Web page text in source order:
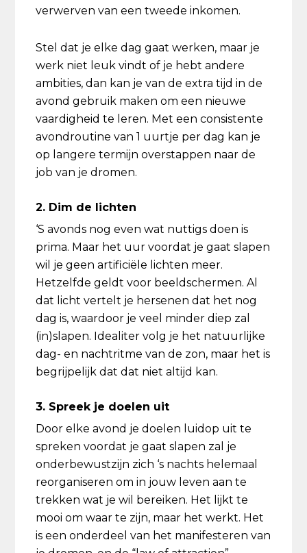
verwerven van een tweede inkomen.
Stel dat je elke dag gaat werken, maar je
werk niet leuk vindt of je hebt andere
ambities, dan kan je van de extra tijd in de
avond gebruik maken om een nieuwe
vaardigheid te leren. Met een consistente
avondroutine van 1 uurtje per dag kan je
op langere termijn overstappen naar de
job van je dromen.
2. Dim de lichten
‘S avonds nog even wat nuttigs doen is
prima. Maar het uur voordat je gaat slapen
wil je geen artificiële lichten meer.
Hetzelfde geldt voor beeldschermen. Al
dat licht vertelt je hersenen dat het nog
dag is, waardoor je veel minder diep zal
(in)slapen. Idealiter volg je het natuurlijke
dag- en nachtritme van de zon, maar het is
begrijpelijk dat dat niet altijd kan.
3. Spreek je doelen uit
Door elke avond je doelen luidop uit te
spreken voordat je gaat slapen zal je
onderbewustzijn zich ‘s nachts helemaal
reorganiseren om in jouw leven aan te
trekken wat je wil bereiken. Het lijkt te
mooi om waar te zijn, maar het werkt. Het
is een onderdeel van het manifesteren van